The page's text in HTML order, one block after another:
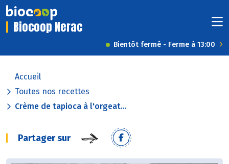
Biocoop Nerac
Bientôt fermé - Ferme à 13:00
Accueil
Toutes nos recettes
Crème de tapioca à l'orgeat...
Partager sur